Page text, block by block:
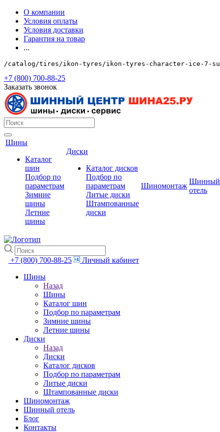
О компании
Условия оплаты
Условия доставки
Гарантия на товар
...
/catalog/tires/ikon-tyres/ikon-tyres-character-ice-7-
+7 (800) 700-88-25
Заказать звонок
Шины
Каталог
шин
Подбор по
параметрам
Зимние
шины
Летние
шины
Диски
Каталог дисков
Подбор по
параметрам
Литые диски
Штампованные
диски
Шиномонтаж
Шинный
отель
+7 (800) 700-88-25
Личный кабинет
Шины
Назад
Шины
Каталог шин
Подбор по параметрам
Зимние шины
Летние шины
Диски
Назад
Диски
Каталог дисков
Подбор по параметрам
Литые диски
Штампованные диски
Шиномонтаж
Шинный отель
Блог
Контакты